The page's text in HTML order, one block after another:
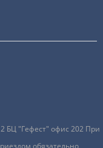
БЦ "Гефест" офис 202 При